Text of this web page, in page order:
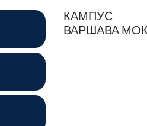
КАМПУС
ВАРШАВА